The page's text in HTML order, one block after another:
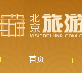
首页